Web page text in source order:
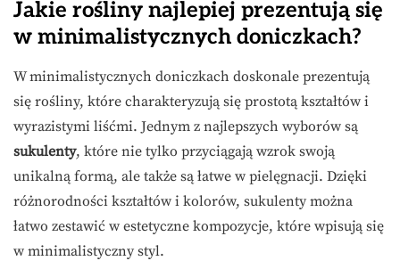
Jakie rośliny najlepiej prezentują się
w minimalistycznych doniczkach?
W minimalistycznych doniczkach doskonale prezentują
się rośliny, które charakteryzują się prostotą kształtów i
wyrazistymi liśćmi. Jednym z najlepszych wyborów są
sukulenty, które nie tylko przyciągają wzrok swoją
unikalną formą, ale także są łatwe w pielęgnacji. Dzięki
różnorodności kształtów i kolorów, sukulenty można
łatwo zestawić w estetyczne kompozycje, które wpisują się
w minimalistyczny styl.